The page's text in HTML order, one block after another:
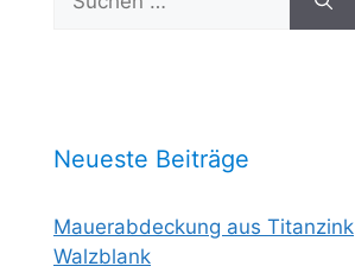
nach:
Neueste Beiträge
Mauerabdeckung aus Titanzink
Walzblank